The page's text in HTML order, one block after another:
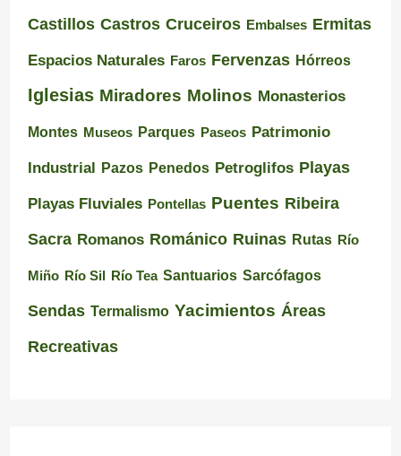
Castillos Castros Cruceiros Embalses Ermitas
Espacios Naturales Faros Fervenzas Hórreos
Iglesias Miradores Molinos Monasterios
Montes Museos Parques Paseos Patrimonio
Industrial Pazos Penedos Petroglifos Playas
Playas Fluviales Pontellas Puentes Ribeira
Sacra Romanos Románico Ruinas Rutas Río
Miño Río Sil Río Tea Santuarios Sarcófagos
Sendas Termalismo Yacimientos Áreas
Recreativas